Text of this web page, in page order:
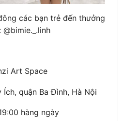
các bạn trẻ đến thưởng
Art Space
Ích, quận Ba Đình, Hà Nội
hàng ngày